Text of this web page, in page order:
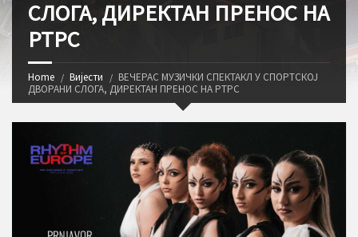
СЛОГА, ДИРЕКТАН ПРЕНОС НА
РТРС
Home Вијести
ВЕЧЕРАС МУЗИЧКИ СПЕКТАКЛ У СПОРТСКОЈ
ДВОРАНИ СЛОГА, ДИРЕКТАН ПРЕНОС НА РТРС